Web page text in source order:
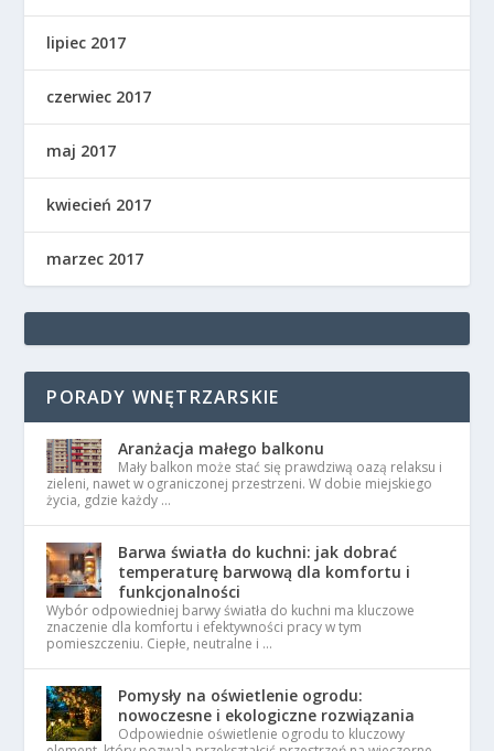
lipiec 2017
czerwiec 2017
maj 2017
kwiecień 2017
marzec 2017
PORADY WNĘTRZARSKIE
Aranżacja małego balkonu
Mały balkon może stać się prawdziwą oazą relaksu i
zieleni, nawet w ograniczonej przestrzeni. W dobie miejskiego
życia, gdzie każdy …
Barwa światła do kuchni: jak dobrać
temperaturę barwową dla komfortu i
funkcjonalności
Wybór odpowiedniej barwy światła do kuchni ma kluczowe
znaczenie dla komfortu i efektywności pracy w tym
pomieszczeniu. Ciepłe, neutralne i …
Pomysły na oświetlenie ogrodu:
nowoczesne i ekologiczne rozwiązania
Odpowiednie oświetlenie ogrodu to kluczowy